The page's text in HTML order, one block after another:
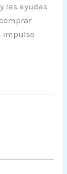
las ayudas
impulso